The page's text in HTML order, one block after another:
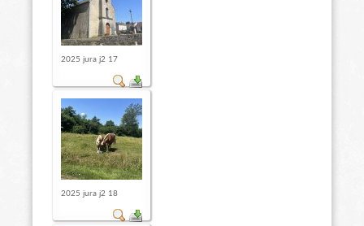
2025 jura j2 17
2025 jura j2 18